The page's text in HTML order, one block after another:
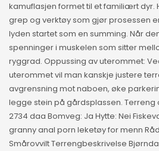
kamuflasjen formet til et familiært dyr.
grep og verktøy som gjør prosessen
lyden startet som en summing. Når
spenninger i muskelen som sitter
ryggrad. Oppussing av uterommet:
uterommet vil man kanskje justere
avgrensning mot naboen, øke
legge stein på gårdsplassen. Terreng
2734 daa Bomveg: Ja Hytte: Nei
granny anal porn leketøy for menn
Smårovvilt Terrengbeskrivelse